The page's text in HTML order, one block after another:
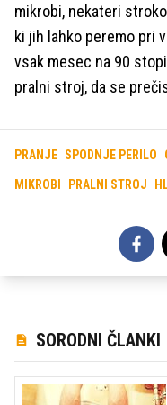
mikrobi, nekateri
ki jih lahko peremo pri
vsak mesec na 90
pralni stroj, da se
PRANJE SPODNJE PERILO
MIKROBI PRALNI STROJ
SORODNI ČLANKI